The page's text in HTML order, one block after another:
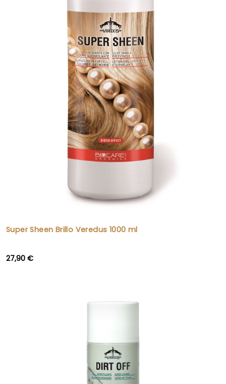
Super Sheen Brillo Veredus 1000 ml
27,90 €